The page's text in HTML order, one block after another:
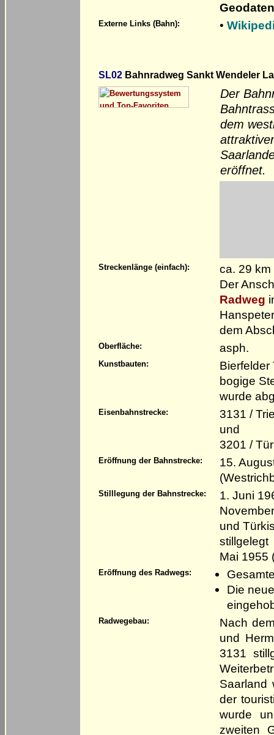
Externe Links (Bahn): •
SL02 Bahnradweg Sankt Wendeler
Der
dem
eröffnet.
Streckenlänge (einfach):
ca. 29
Der
Radweg
dem
Oberfläche: asph.
Kunstbauten:
Bierfelder
bogige
wurde
Eisenbahnstrecke:
3131 /
und
3201 /
Eröffnung der Bahnstrecke:
15.
Stilllegung der Bahnstrecke:
1. Juni
und
stillgelegt
Mai 1955
Eröffnung des Radwegs:
Die
Radwegebau:
Nach
und
3131
Saarland
der
wurde
zweiten